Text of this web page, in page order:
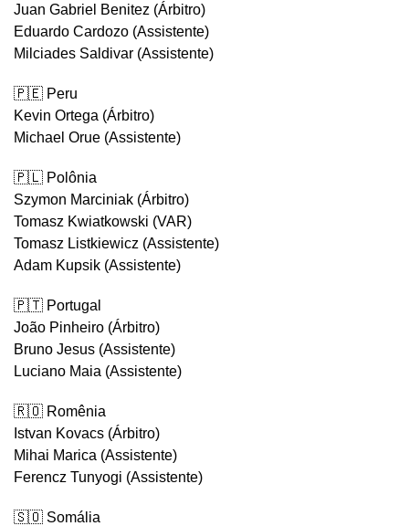
Juan Gabriel Benitez (Árbitro)
Eduardo Cardozo (Assistente)
Milciades Saldivar (Assistente)
🇵🇪 Peru
Kevin Ortega (Árbitro)
Michael Orue (Assistente)
🇵🇱 Polônia
Szymon Marciniak (Árbitro)
Tomasz Kwiatkowski (VAR)
Tomasz Listkiewicz (Assistente)
Adam Kupsik (Assistente)
🇵🇹 Portugal
João Pinheiro (Árbitro)
Bruno Jesus (Assistente)
Luciano Maia (Assistente)
🇷🇴 Romênia
Istvan Kovacs (Árbitro)
Mihai Marica (Assistente)
Ferencz Tunyogi (Assistente)
🇸🇴 Somália